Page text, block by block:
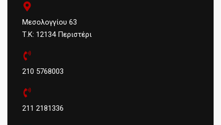
Μεσολογγίου 63
Τ.Κ: 12134 Περιστέρι
210 5768003
211 2181336